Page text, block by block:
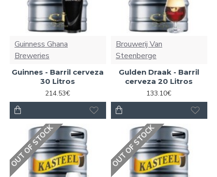
Guinness Ghana
Breweries
Guinnes - Barril cerveza
30 Litros
214.53€
Brouwerij Van
Steenberge
Gulden Draak - Barril
cerveza 20 Litros
133.10€
OUT OF STOCK OUT OF STOCK